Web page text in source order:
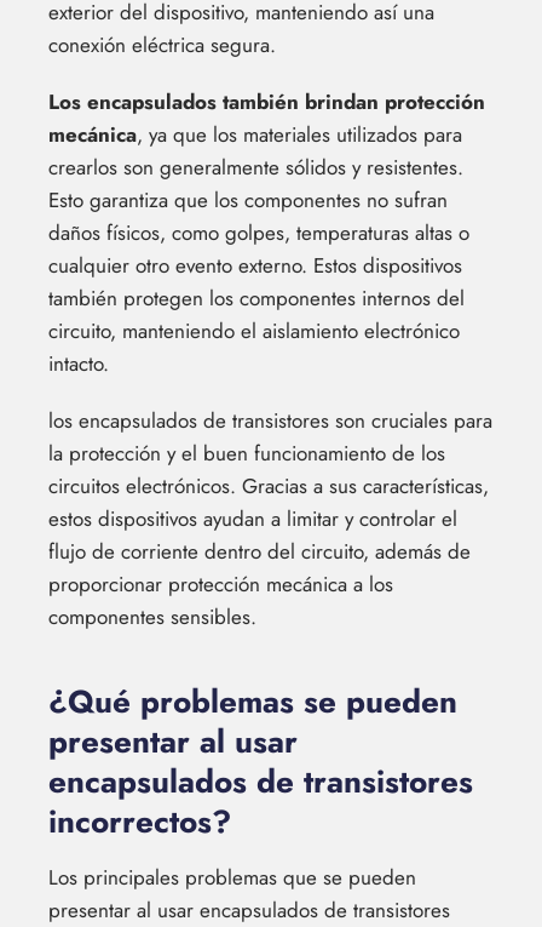
exterior del dispositivo, manteniendo así una
conexión eléctrica segura.
Los encapsulados también brindan protección
mecánica, ya que los materiales utilizados para
crearlos son generalmente sólidos y resistentes.
Esto garantiza que los componentes no sufran
daños físicos, como golpes, temperaturas altas o
cualquier otro evento externo. Estos dispositivos
también protegen los componentes internos del
circuito, manteniendo el aislamiento electrónico
intacto.
los encapsulados de transistores son cruciales para
la protección y el buen funcionamiento de los
circuitos electrónicos. Gracias a sus características,
estos dispositivos ayudan a limitar y controlar el
flujo de corriente dentro del circuito, además de
proporcionar protección mecánica a los
componentes sensibles.
¿Qué problemas se pueden
presentar al usar
encapsulados de transistores
incorrectos?
Los principales problemas que se pueden
presentar al usar encapsulados de transistores